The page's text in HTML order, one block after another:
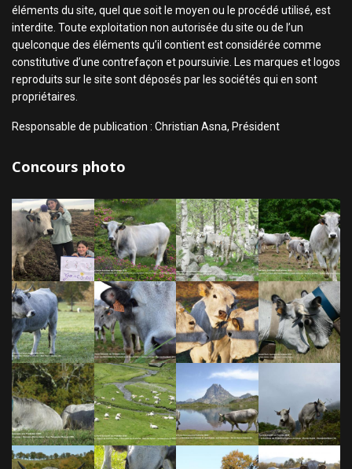
éléments du site, quel que soit le moyen ou le procédé utilisé, est
interdite. Toute exploitation non autorisée du site ou de l’un
quelconque des éléments qu’il contient est considérée comme
constitutive d’une contrefaçon et poursuivie. Les marques et logos
reproduits sur le site sont déposés par les sociétés qui en sont
propriétaires.
Responsable de publication : Christian Asna, Président
Concours photo